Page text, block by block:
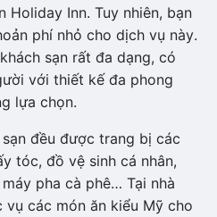
Holiday Inn. Tuy nhiên, bạn
phí nhỏ cho dịch vụ này.
sạn rất đa dạng, có
với thiết kế đa phong
lựa chọn.
đều được trang bị các
tóc, đồ vệ sinh cá nhân,
pha cà phê… Tại nhà
vụ các món ăn kiểu Mỹ cho